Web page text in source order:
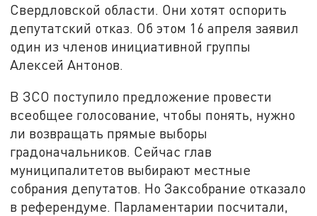
Свердловской области. Они хотят оспорить
депутатский отказ. Об этом 16 апреля заявил
один из членов инициативной группы
Алексей Антонов.
В ЗСО поступило предложение провести
всеобщее голосование, чтобы понять, нужно
ли возвращать прямые выборы
градоначальников. Сейчас глав
муниципалитетов выбирают местные
собрания депутатов. Но Заксобрание отказало
в референдуме. Парламентарии посчитали,